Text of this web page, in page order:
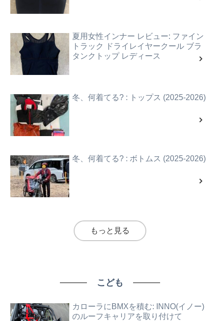
夏用女性インナー レビュー: ファイン
トラック ドライレイヤークール ブラ
タンクトップ レディース
冬、何着てる? : トップス (2025-2026)
冬、何着てる? : ボトムス (2025-2026)
もっと見る
こども
カローラにBMXを積む: INNO(イノー)
のルーフキャリアを取り付けて